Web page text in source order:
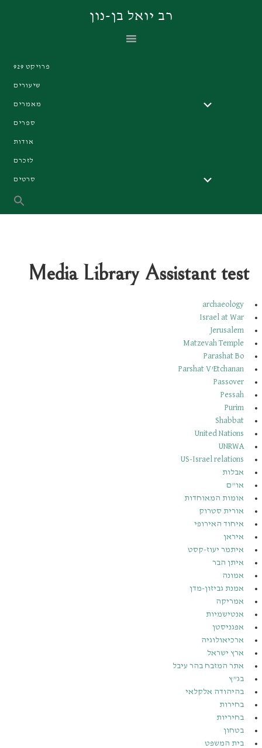
רב יואל בן-נון
פרויקט 929
שיעורים
מאמרים
ספרים
אודות
לזכרם
סרטים
Media Library Assistant test
archaeology
Israel at War
Jerusalem
Matzevah Temple
Parashat Bo
Parshat V’Etchanan
Passover
Pessah
Purim
Shabbat
United Nations
UNRWA
US-Israel relations
אבלות
או”ם
אומות המאוחדות
אורית סטרוק
איחוד האירופי
איראן
איתמר יעוז-קסט
איתן הבר
אמונה
אמנת גביזון-מדן
אמריקה
אנטישמיות
אפגניסטן
ארכיאולוגיה
ארץ ישראל
אתר המזבח בהר עיבל
בג”ץ
בהיהודה אלקלאי
בחירות
בחיריות
בטחון
בית המשפט